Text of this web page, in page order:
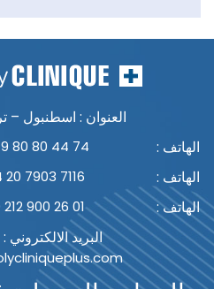
العنوان : اسطنبول –
الهاتف :
80 80 44 74
الهاتف : 7903 7116
الهاتف : 900 26 01
البريد الالكتروني :